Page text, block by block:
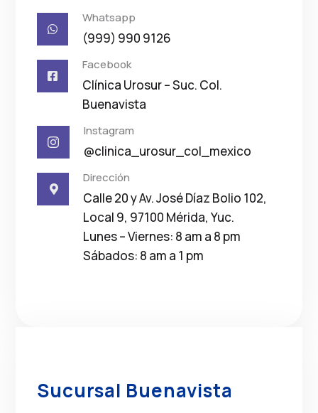

Whatsapp
(999) 990 9126

Facebook
Clínica Urosur – Suc. Col.
Buenavista

Instagram
@clinica_urosur_col_mexico

Dirección
Calle 20 y Av. José Díaz Bolio 102,
Local 9, 97100 Mérida, Yuc.
Lunes – Viernes: 8 am a 8 pm
Sábados: 8 am a 1 pm
Sucursal Buenavista